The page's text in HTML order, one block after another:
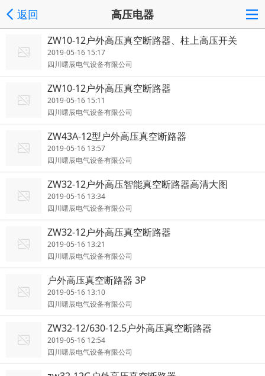
返回 高压电器
ZW10-12户外高压真空断路器、柱上高压开关
2019-05-16 15:17
四川曙辰电气设备有限公司
ZW10-12户外高压真空断路器
2019-05-16 15:11
四川曙辰电气设备有限公司
ZW43A-12型户外高压真空断路器
2019-05-16 13:57
四川曙辰电气设备有限公司
ZW32-12户外高压智能真空断路器高清大图
2019-05-16 13:34
四川曙辰电气设备有限公司
ZW32-12户外高压真空断路器
2019-05-16 13:21
四川曙辰电气设备有限公司
户外高压真空断路器 3P
2019-05-16 13:10
四川曙辰电气设备有限公司
ZW32-12/630-12.5户外高压真空断路器
2019-05-16 12:54
四川曙辰电气设备有限公司